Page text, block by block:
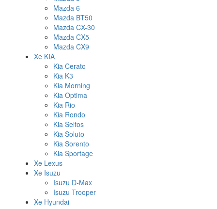
Mazda 6
Mazda BT50
Mazda CX-30
Mazda CX5
Mazda CX9
Xe KIA
Kia Cerato
Kia K3
Kia Morning
Kia Optima
Kia Rio
Kia Rondo
Kia Seltos
Kia Soluto
Kia Sorento
Kia Sportage
Xe Lexus
Xe Isuzu
Isuzu D-Max
Isuzu Trooper
Xe Hyundai